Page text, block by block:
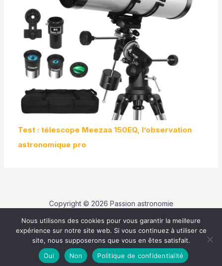
Test : télescope Meezaa 150EQ, l’observation
astronomique pro
Copyright © 2026 Passion astronomie
Contact
Politique de confidentialité
Mentions légales
Nous utilisons des cookies pour vous garantir la meilleure
expérience sur notre site web. Si vous continuez à utiliser ce
site, nous supposerons que vous en êtes satisfait.
Oui
Non Politique de confidentialité